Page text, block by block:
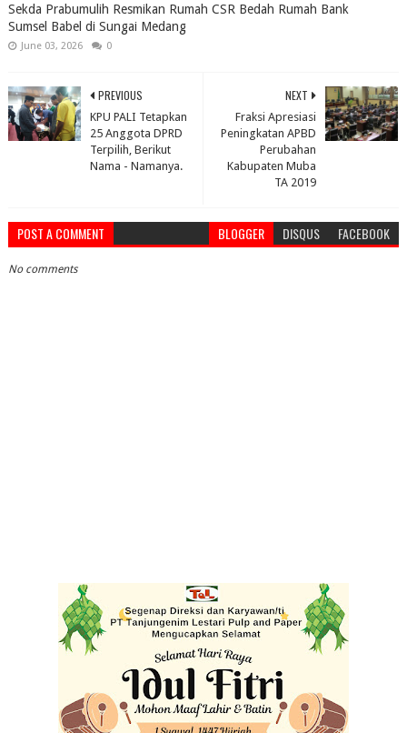
Sekda Prabumulih Resmikan Rumah CSR Bedah Rumah Bank
Sumsel Babel di Sungai Medang
June 03, 2026 0
NEXT
Fraksi Apresiasi
Peningkatan APBD
Perubahan
Kabupaten Muba
TA 2019
PREVIOUS
KPU PALI Tetapkan
25 Anggota DPRD
Terpilih, Berikut
Nama - Namanya.
POST A COMMENT BLOGGER DISQUS FACEBOOK
No comments